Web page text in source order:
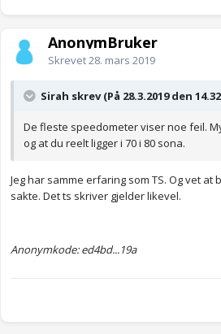
AnonymBruker
Skrevet28. mars 2019
Sirah skrev (På 28.3.2019 den
De fleste speedometer viser noe feil.
og at du reelt ligger i 70 i 80 sona.
Jeg har samme erfaring som TS. Og vet at
sakte. Det ts skriver gjelder likevel.
Anonymkode: ed4bd...19a